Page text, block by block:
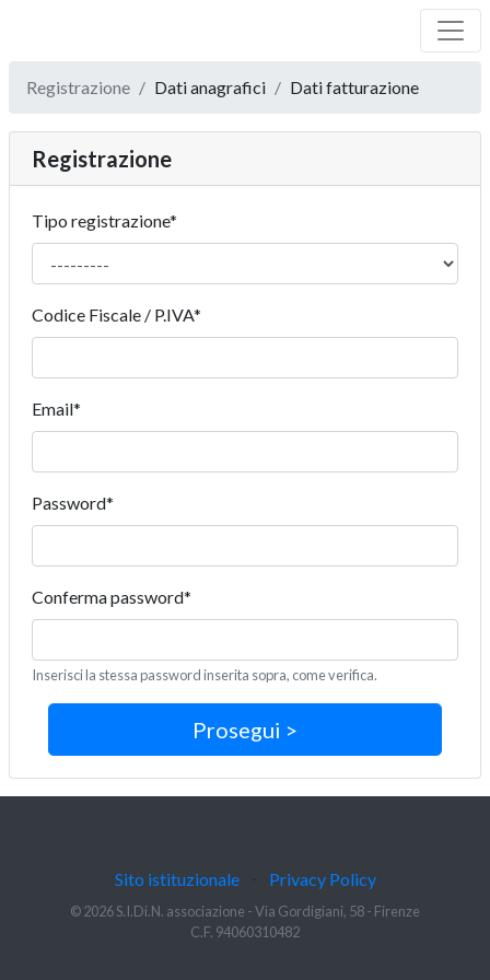
Registrazione Dati anagrafici Dati fatturazione
Registrazione
Tipo registrazione*
Codice Fiscale / P.IVA*
Email*
Password*
Conferma password*
Inserisci la stessa password inserita sopra, come verifica.
Sito istituzionale Privacy Policy
© 2026 S.I.Di.N. associazione - Via Gordigiani, 58 - Firenze
C.F. 94060310482